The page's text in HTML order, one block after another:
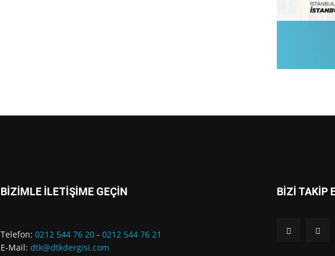
BİZİMLE İLETİŞİME GEÇİN
Telefon: 0212 544 76 20 - 0212 544 76 21
E-Mail: dtk@dtkdergisi.com
BİZİ TAKİP